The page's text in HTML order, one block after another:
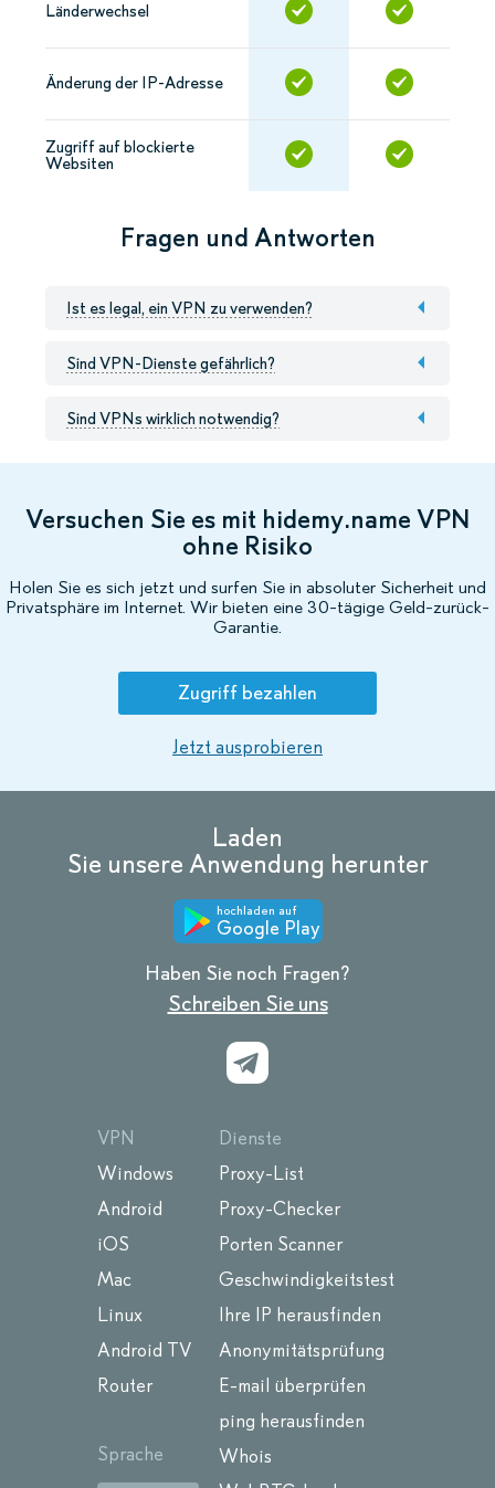
Länderwechsel
Änderung der IP-Adresse
Zugriff auf blockierte
Websiten
Fragen und Antworten
Ist es legal, ein VPN zu verwenden?
Sind VPN-Dienste gefährlich?
Sind VPNs wirklich notwendig?
Versuchen Sie es mit hidemy.name VPN
ohne Risiko
Holen Sie es sich jetzt und surfen Sie in absoluter Sicherheit und
Privatsphäre im Internet. Wir bieten eine 30-tägige Geld-zurück-
Garantie.
Zugriff bezahlen
Jetzt ausprobieren
Laden
Sie unsere Anwendung herunter
hochladen auf
Google Play
Haben Sie noch Fragen?
Schreiben Sie uns
VPN
Windows
Android
iOS
Mac
Linux
Android TV
Router
Sprache
Dienste
Proxy-List
Proxy-Checker
Porten Scanner
Geschwindigkeitstest
Ihre IP herausfinden
Anonymitätsprüfung
E-mail überprüfen
ping herausfinden
Whois